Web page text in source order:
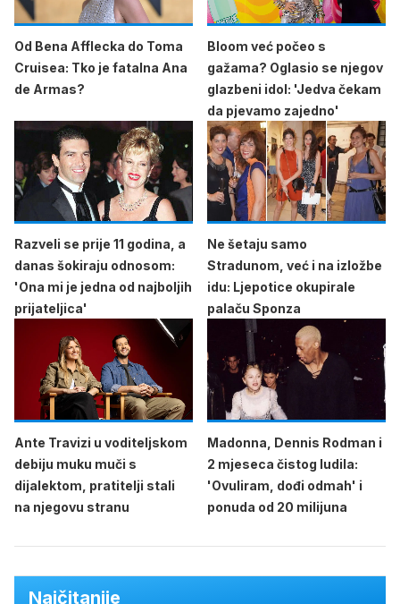
Od Bena Afflecka do Toma
Cruisea: Tko je fatalna Ana
de Armas?
Bloom već počeo s
gažama? Oglasio se njegov
glazbeni idol: 'Jedva čekam
da pjevamo zajedno'
Razveli se prije 11 godina, a
danas šokiraju odnosom:
'Ona mi je jedna od najboljih
prijateljica'
Ne šetaju samo
Stradunom, već i na izložbe
idu: Ljepotice okupirale
palaču Sponza
Ante Travizi u voditeljskom
debiju muku muči s
dijalektom, pratitelji stali
na njegovu stranu
Madonna, Dennis Rodman i
2 mjeseca čistog ludila:
'Ovuliram, dođi odmah' i
ponuda od 20 milijuna
Najčitanije